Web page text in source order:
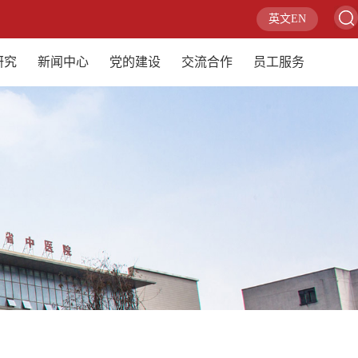
英文EN
究 新闻中心 党的建设 交流合作 员工服务